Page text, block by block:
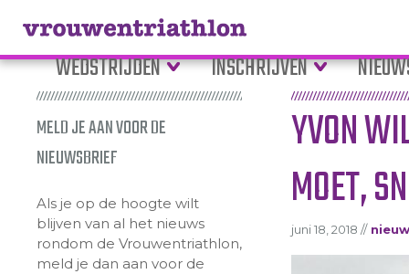
WEDSTRIJDEN INSCHRIJVEN
MELD JE AAN VOOR DE
NIEUWSBRIEF
Als je op de hoogte wilt
blijven van al het nieuws
rondom de Vrouwentriathlon,
meld je dan aan voor de
YVON
MOET,
juni 18, 2018 //